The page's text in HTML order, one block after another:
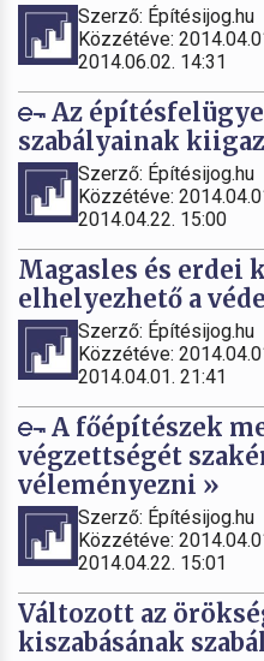
Szerző: Építésijog.hu
Közzétéve:
2014.06.02. 14:31
Az
szabályainak
Szerző: Építésijog.hu
Közzétéve:
2014.04.22. 15:00
Magasles és erdei
elhelyezhető a
Szerző: Építésijog.hu
Közzétéve:
2014.04.01. 21:41
A főépítészek
végzettségét
véleményezni »
Szerző: Építésijog.hu
Közzétéve:
2014.04.22. 15:01
Változott az
kiszabásának